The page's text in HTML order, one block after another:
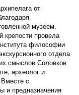
от
музеем.
провела
философии
отдела
смыслов Соловков
археолог и
с
и предназначения